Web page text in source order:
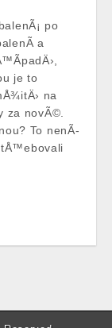
po
a
je to
na
za novÃ©.
To nenÃ­